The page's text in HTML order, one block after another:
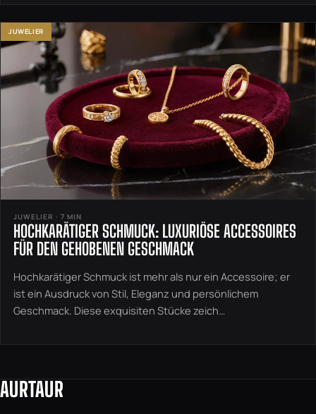
JUWELIER
JUWELIER · 7 MIN
HOCHKARÄTIGER SCHMUCK: LUXURIÖSE ACCESSOIRES
FÜR DEN GEHOBENEN GESCHMACK
Hochkarätiger Schmuck ist mehr als nur ein Accessoire; er
ist ein Ausdruck von Stil, Eleganz und persönlichem
Geschmack. Diese exquisiten Stücke zeich…
AURTAUR